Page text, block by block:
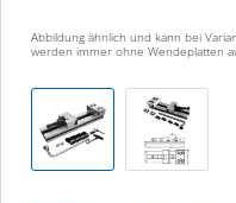
Abbildung ähnlich und kann bei
werden immer ohne Wendeplatten